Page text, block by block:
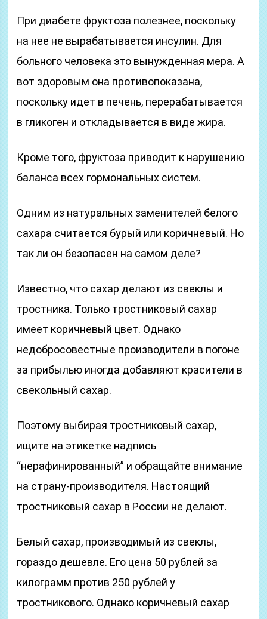
При диабете фруктоза полезнее, поскольку
на нее не вырабатывается инсулин. Для
больного человека это вынужденная мера. А
вот здоровым она противопоказана,
поскольку идет в печень, перерабатывается
в гликоген и откладывается в виде жира.
Кроме того, фруктоза приводит к нарушению
баланса всех гормональных систем.
Одним из натуральных заменителей белого
сахара считается бурый или коричневый. Но
так ли он безопасен на самом деле?
Известно, что сахар делают из свеклы и
тростника. Только тростниковый сахар
имеет коричневый цвет. Однако
недобросовестные производители в погоне
за прибылью иногда добавляют красители в
свекольный сахар.
Поэтому выбирая тростниковый сахар,
ищите на этикетке надпись
“нерафинированный” и обращайте внимание
на страну-производителя. Настоящий
тростниковый сахар в России не делают.
Белый сахар, производимый из свеклы,
гораздо дешевле. Его цена 50 рублей за
килограмм против 250 рублей у
тростникового. Однако коричневый сахар